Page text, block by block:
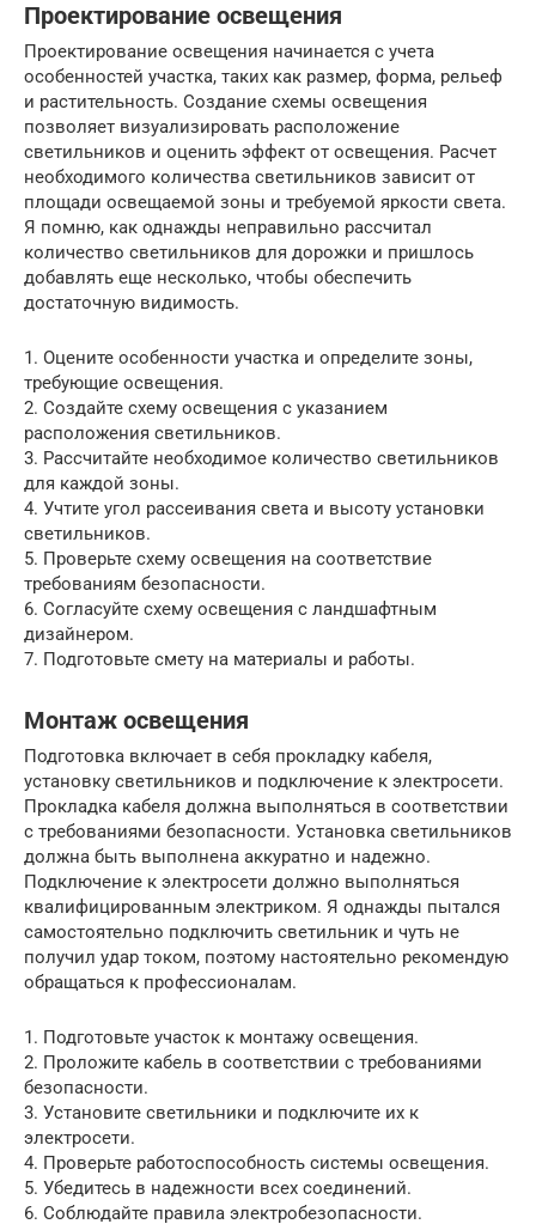
Проектирование освещения
Проектирование освещения начинается с учета
особенностей участка, таких как размер, форма, рельеф
и растительность. Создание схемы освещения
позволяет визуализировать расположение
светильников и оценить эффект от освещения. Расчет
необходимого количества светильников зависит от
площади освещаемой зоны и требуемой яркости света.
Я помню, как однажды неправильно рассчитал
количество светильников для дорожки и пришлось
добавлять еще несколько, чтобы обеспечить
достаточную видимость.
1. Оцените особенности участка и определите зоны,
требующие освещения.
2. Создайте схему освещения с указанием
расположения светильников.
3. Рассчитайте необходимое количество светильников
для каждой зоны.
4. Учтите угол рассеивания света и высоту установки
светильников.
5. Проверьте схему освещения на соответствие
требованиям безопасности.
6. Согласуйте схему освещения с ландшафтным
дизайнером.
7. Подготовьте смету на материалы и работы.
Монтаж освещения
Подготовка включает в себя прокладку кабеля,
установку светильников и подключение к электросети.
Прокладка кабеля должна выполняться в соответствии
с требованиями безопасности. Установка светильников
должна быть выполнена аккуратно и надежно.
Подключение к электросети должно выполняться
квалифицированным электриком. Я однажды пытался
самостоятельно подключить светильник и чуть не
получил удар током, поэтому настоятельно рекомендую
обращаться к профессионалам.
1. Подготовьте участок к монтажу освещения.
2. Проложите кабель в соответствии с требованиями
безопасности.
3. Установите светильники и подключите их к
электросети.
4. Проверьте работоспособность системы освещения.
5. Убедитесь в надежности всех соединений.
6. Соблюдайте правила электробезопасности.